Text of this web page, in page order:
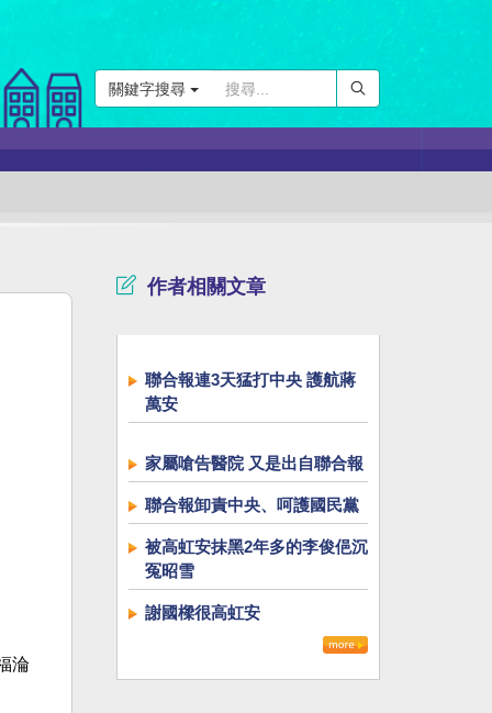
關鍵字搜尋
淪
作者相關文章
聯合報連3天猛打中央 護航蔣
萬安
家屬嗆告醫院 又是出自聯合報
聯合報卸責中央、呵護國民黨
被高虹安抹黑2年多的李俊俋沉
冤昭雪
謝國樑很高虹安